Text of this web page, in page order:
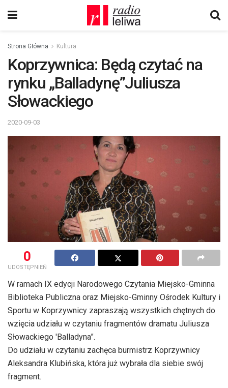
Strona Główna Kultura
Koprzywnica: Będą czytać na
rynku „Balladynę”Juliusza
Słowackiego
2020-09-03
0
UDOSTĘPNIEŃ
W ramach IX edycji Narodowego Czytania Miejsko-Gminna
Biblioteka Publiczna oraz Miejsko-Gminny Ośrodek Kultury i
Sportu w Koprzywnicy zapraszają wszystkich chętnych do
wzięcia udziału w czytaniu fragmentów dramatu Juliusza
Słowackiego 'Balladyna”.
Do udziału w czytaniu zachęca burmistrz Koprzywnicy
Aleksandra Klubińska, która już wybrała dla siebie swój
fragment.